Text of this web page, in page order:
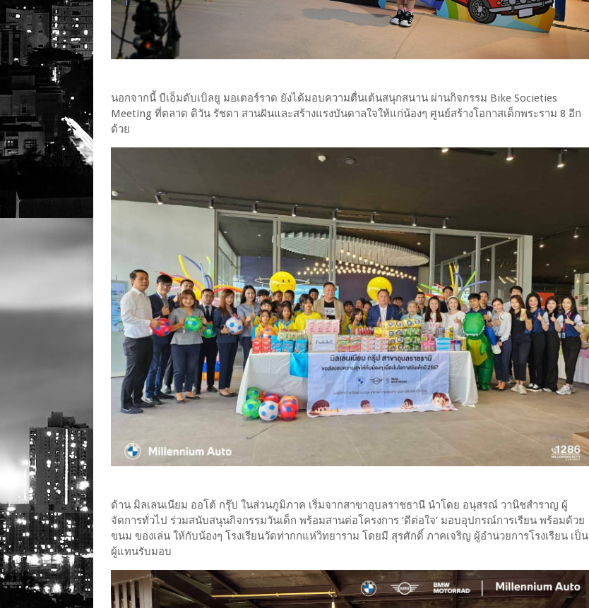
นอกจากนี้ บีเอ็มดับเบิลยู มอเตอร์ราด ยังได้มอบความตื่นเต้นสนุกสนาน ผ่านกิจกรรม Bike Societies
Meeting ที่ตลาด ดิวัน รัชดา สานฝันและสร้างแรงบันดาลใจให้แก่น้องๆ ศูนย์สร้างโอกาสเด็กพระราม 8 อีก
ด้วย
ด้าน มิลเลนเนียม ออโต้ กรุ๊ป ในส่วนภูมิภาค เริ่มจากสาขาอุบลราชธานี นำโดย อนุสรณ์ วานิชสำราญ ผู้
จัดการทั่วไป ร่วมสนับสนุนกิจกรรมวันเด็ก พร้อมสานต่อโครงการ ‘ดีต่อใจ’ มอบอุปกรณ์การเรียน พร้อมด้วย
ขนม ของเล่น ให้กับน้องๆ โรงเรียนวัดท่ากกแห่วิทยาราม โดยมี สุรศักดิ์ ภาคเจริญ ผู้อำนวยการโรงเรียน เป็น
ผู้แทนรับมอบ